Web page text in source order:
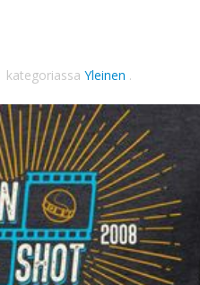
kategoriassa Yleinen .